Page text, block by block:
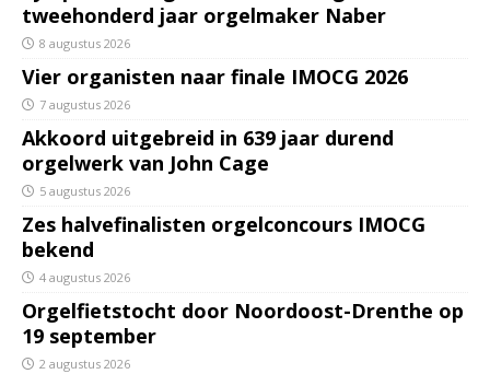
tweehonderd jaar orgelmaker Naber
8 augustus 2026
Vier organisten naar finale IMOCG 2026
7 augustus 2026
Akkoord uitgebreid in 639 jaar durend
orgelwerk van John Cage
5 augustus 2026
Zes halvefinalisten orgelconcours IMOCG
bekend
4 augustus 2026
Orgelfietstocht door Noordoost-Drenthe op
19 september
2 augustus 2026